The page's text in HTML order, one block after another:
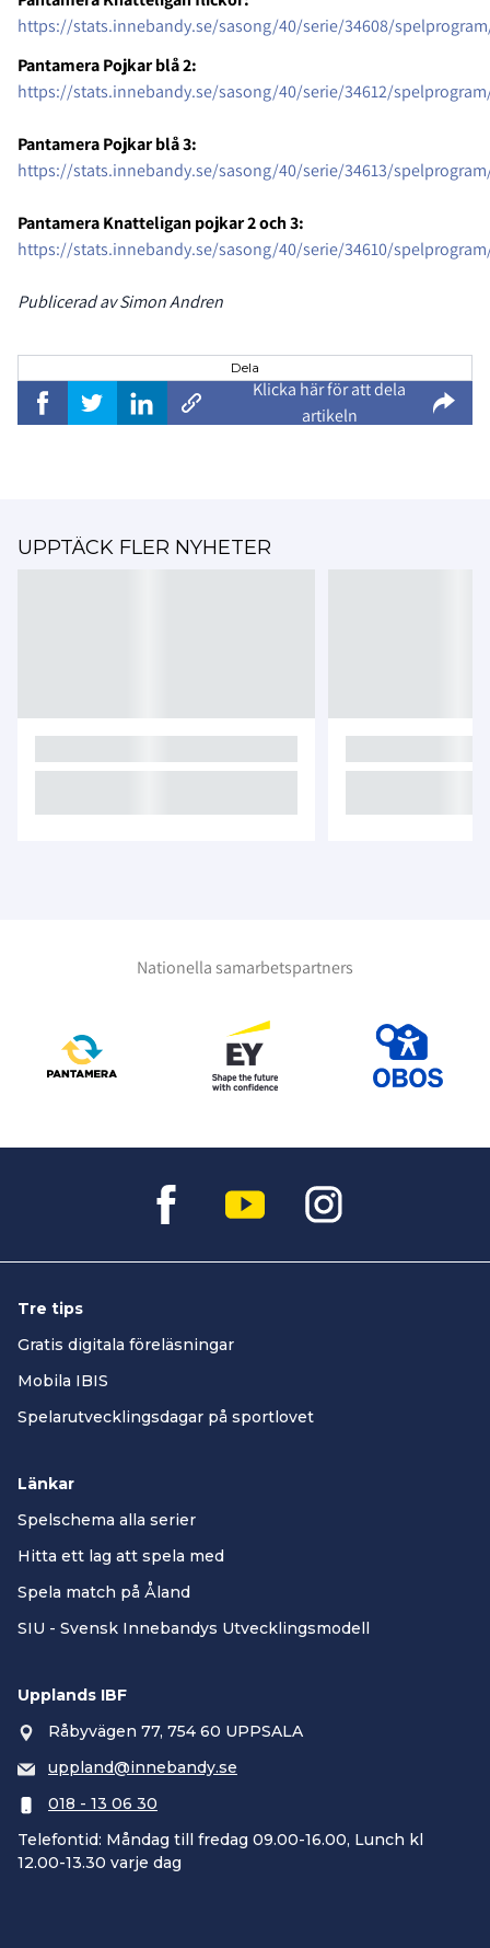
https://stats.innebandy.se/sasong/40/serie/34608/
Pantamera Pojkar blå 2:
https://stats.innebandy.se/sasong/40/serie/34612/
Pantamera Pojkar blå 3:
https://stats.innebandy.se/sasong/40/serie/34613/
Pantamera Knatteligan pojkar 2 och 3:
https://stats.innebandy.se/sasong/40/serie/34610/
Publicerad av Simon Andren
Dela
Klicka här för att dela
artikeln
UPPTÄCK FLER NYHETER
Nationella samarbetspartners
Tre tips
Gratis digitala föreläsningar
Mobila IBIS
Spelarutvecklingsdagar på sportlovet
Länkar
Spelschema alla serier
Hitta ett lag att spela med
Spela match på Åland
SIU - Svensk Innebandys Utvecklingsmodell
Upplands IBF
Råbyvägen 77, 754 60 UPPSALA
uppland@innebandy.se
018 - 13 06 30
Telefontid: Måndag till fredag 09.00-16.00, Lunch kl
12.00-13.30 varje dag